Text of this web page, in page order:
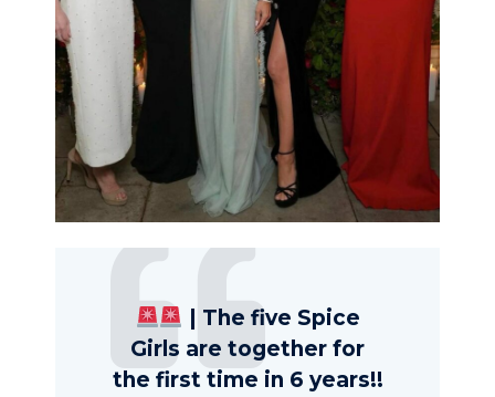
| The five Spice
Girls are together for
the first time in 6 years!!